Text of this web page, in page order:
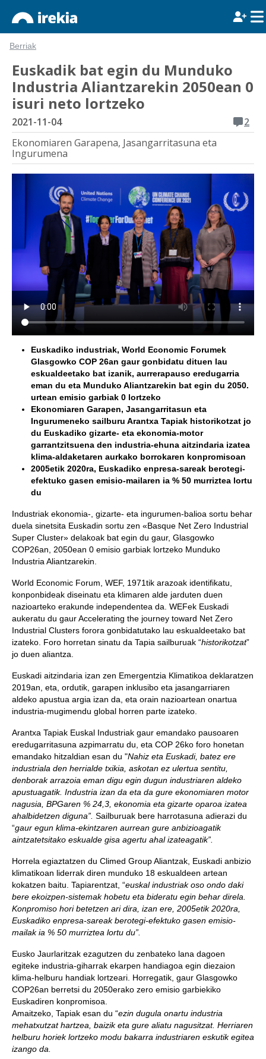
Berriak
Euskadik bat egin du Munduko
Industria Aliantzarekin 2050ean 0
isuri neto lortzeko
2021-11-04
2
Ekonomiaren Garapena, Jasangarritasuna eta
Ingurumena
Euskadiko industriak, World Economic Forumek
Glasgowko COP 26an gaur gonbidatu dituen lau
eskualdeetako bat izanik, aurrerapauso eredugarria
eman du eta Munduko Aliantzarekin bat egin du 2050.
urtean emisio garbiak 0 lortzeko
Ekonomiaren Garapen, Jasangarritasun eta
Ingurumeneko sailburu Arantxa Tapiak historikotzat jo
du Euskadiko gizarte- eta ekonomia-motor
garrantzitsuena den industria-ehuna aitzindaria izatea
klima-aldaketaren aurkako borrokaren konpromisoan
2005etik 2020ra, Euskadiko enpresa-sareak berotegi-
efektuko gasen emisio-mailaren ia % 50 murriztea lortu
du
Industriak ekonomia-, gizarte- eta ingurumen-balioa sortu behar
duela sinetsita Euskadin sortu zen «Basque Net Zero Industrial
Super Cluster» delakoak bat egin du gaur, Glasgowko
COP26an, 2050ean 0 emisio garbiak lortzeko Munduko
Industria Aliantzarekin.
World Economic Forum, WEF, 1971tik arazoak identifikatu,
konponbideak diseinatu eta klimaren alde jarduten duen
nazioarteko erakunde independentea da. WEFek Euskadi
aukeratu du gaur Accelerating the journey toward Net Zero
Industrial Clusters forora gonbidatutako lau eskualdeetako bat
izateko. Foro horretan sinatu da Tapia sailburuak “historikotzat”
jo duen aliantza.
Euskadi aitzindaria izan zen Emergentzia Klimatikoa deklaratzen
2019an, eta, ordutik, garapen inklusibo eta jasangarriaren
aldeko apustua argia izan da, eta orain nazioartean onartua
industria-mugimendu global horren parte izateko.
Arantxa Tapiak Euskal Industriak gaur emandako pausoaren
eredugarritasuna azpimarratu du, eta COP 26ko foro honetan
emandako hitzaldian esan du "Nahiz eta Euskadi, batez ere
industriala den herrialde txikia, askotan ez ulertua sentitu,
denborak arrazoia eman digu egin dugun industriaren aldeko
apustuagatik. Industria izan da eta da gure ekonomiaren motor
nagusia, BPGaren % 24,3, ekonomia eta gizarte oparoa izatea
ahalbidetzen diguna”. Sailburuak bere harrotasuna adierazi du
“gaur egun klima-ekintzaren aurrean gure anbizioagatik
aintzatetsitako eskualde gisa agertu ahal izateagatik”.
Horrela egiaztatzen du Climed Group Aliantzak, Euskadi anbizio
klimatikoan liderrak diren munduko 18 eskualdeen artean
kokatzen baitu. Tapiarentzat, “euskal industriak oso ondo daki
bere ekoizpen-sistemak hobetu eta bideratu egin behar direla.
Konpromiso hori betetzen ari dira, izan ere, 2005etik 2020ra,
Euskadiko enpresa-sareak berotegi-efektuko gasen emisio-
mailak ia % 50 murriztea lortu du”.
Eusko Jaurlaritzak ezagutzen du zenbateko lana dagoen
egiteke industria-giharrak ekarpen handiagoa egin diezaion
klima-helburu handiak lortzeari. Horregatik, gaur Glasgowko
COP26an berretsi du 2050erako zero emisio garbiekiko
Euskadiren konpromisoa.
Amaitzeko, Tapiak esan du “ezin dugula onartu industria
mehatxutzat hartzea, baizik eta gure aliatu nagusitzat. Herriaren
helburu horiek lortzeko modu bakarra industriaren eskutik egitea
izango da.